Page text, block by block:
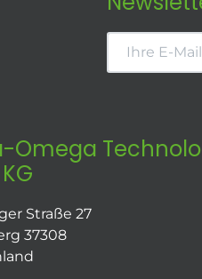
Omega
Straße 27
37308